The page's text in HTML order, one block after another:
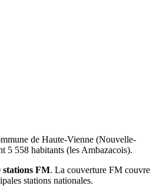
de Haute-Vienne (Nouvelle-
5 558 habitants (les Ambazacois).
stations FM. La couverture FM couvre
stations nationales.